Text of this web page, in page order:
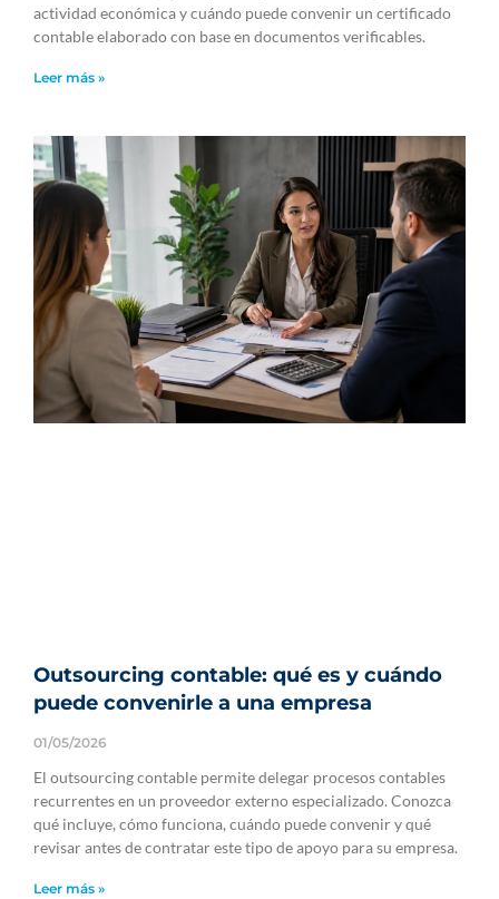
actividad económica y cuándo puede convenir un certificado
contable elaborado con base en documentos verificables.
Leer más »
Outsourcing contable: qué es y cuándo
puede convenirle a una empresa
01/05/2026
El outsourcing contable permite delegar procesos contables
recurrentes en un proveedor externo especializado. Conozca
qué incluye, cómo funciona, cuándo puede convenir y qué
revisar antes de contratar este tipo de apoyo para su empresa.
Leer más »